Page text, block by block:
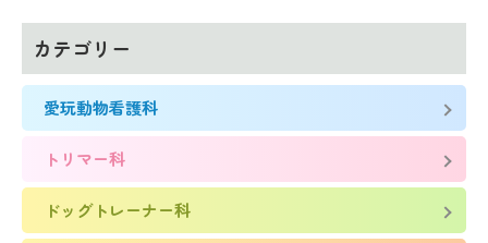
カテゴリー
愛玩動物看護科
トリマー科
ドッグトレーナー科